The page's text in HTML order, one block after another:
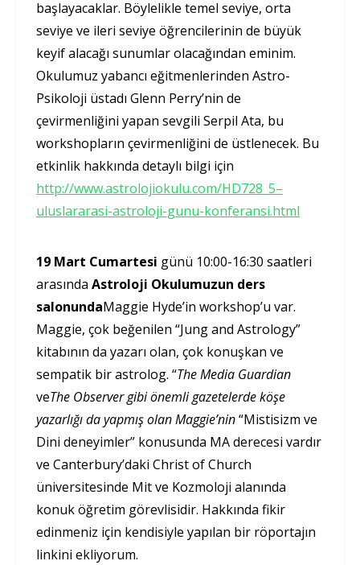
başlayacaklar. Böylelikle temel seviye, orta
seviye ve ileri seviye öğrencilerinin de büyük
keyif alacağı sunumlar olacağından eminim.
Okulumuz yabancı eğitmenlerinden Astro-
Psikoloji üstadı Glenn Perry’nin de
çevirmenliğini yapan sevgili Serpil Ata, bu
workshopların çevirmenliğini de üstlenecek. Bu
etkinlik hakkında detaylı bilgi için
http://www.astrolojiokulu.com/HD728_5–
uluslararasi-astroloji-gunu-konferansi.html
19 Mart Cumartesi günü 10:00-16:30 saatleri
arasında Astroloji Okulumuzun ders
salonundaMaggie Hyde’in workshop’u var.
Maggie, çok beğenilen “Jung and Astrology”
kitabının da yazarı olan, çok konuşkan ve
sempatik bir astrolog. “The Media Guardian
veThe Observergibi önemli gazetelerde köşe
yazarlığı da yapmış olan Maggie’nin“Mistisizm ve
Dini deneyimler” konusunda MA derecesi vardır
ve Canterbury’daki Christ of Church
üniversitesinde Mit ve Kozmoloji alanında
konuk öğretim görevlisidir. Hakkında fikir
edinmeniz için kendisiyle yapılan bir röportajın
linkini ekliyorum.